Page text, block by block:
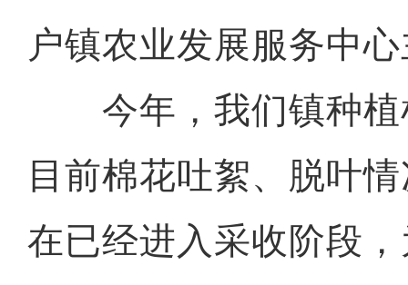
户镇农业发展服务中
今年，我们镇种植
目前棉花吐絮、脱叶
在已经进入采收阶段